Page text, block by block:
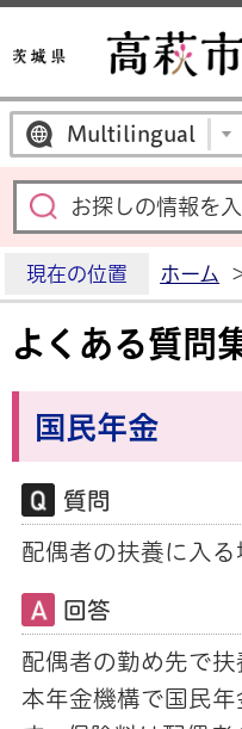
Multilingual
現在の位置 ホーム
よくある質問
国民年金
質問
配偶者の扶養に入る
回答
配偶者の勤め先で
本年金機構で国民